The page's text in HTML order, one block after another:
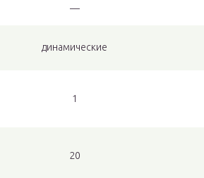
—
динамические
1
20